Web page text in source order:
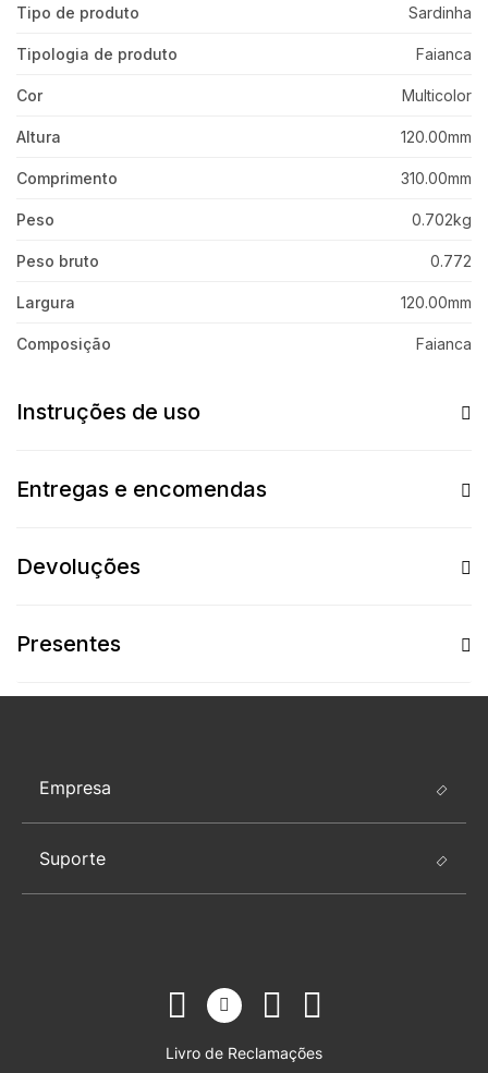
Tipo de produto Sardinha
Tipologia de produto Faianca
Cor Multicolor
Altura 120.00mm
Comprimento 310.00mm
Peso 0.702kg
Peso bruto 0.772
Largura 120.00mm
Composição Faianca
Instruções de uso
Entregas e encomendas
Devoluções
Presentes
Empresa
Suporte
Livro de Reclamações